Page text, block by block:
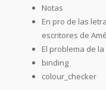
Notas
En pro de las
escritores de
El problema de
binding
colour_checker